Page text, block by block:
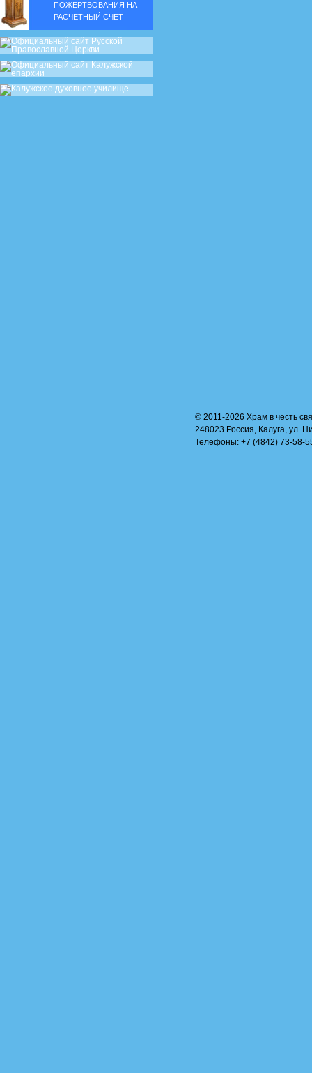
ПОЖЕРТВОВАНИЯ НА
РАСЧЕТНЫЙ СЧЕТ
© 2011-2026 Храм в честь
248023 Россия, Калуга, ул.
Телефоны: +7 (4842) 73-58-